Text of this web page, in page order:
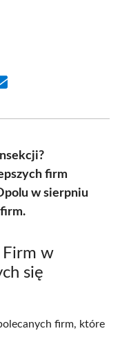
firm
w sierpniu
Firm w
się
firm, które